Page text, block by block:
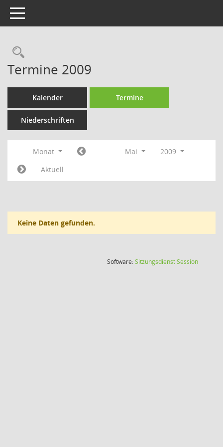
Toggle navigation
Rechercheauswahl
Termine 2009
Kalender Termine
Niederschriften
Monat Mai
2009
Aktuell
Keine Daten gefunden.
Software:SitzungsdienstSession(Wird in